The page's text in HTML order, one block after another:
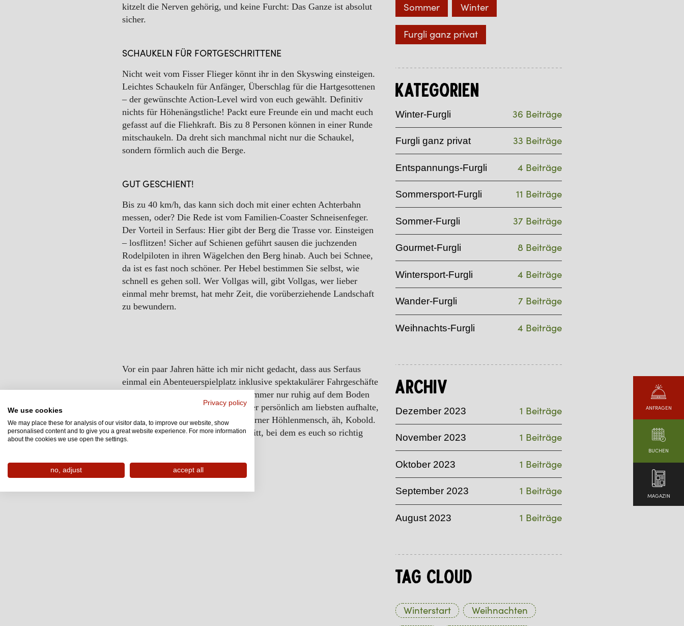
ANFRAGEN
BUCHEN
MAGAZIN
kitzelt die Nerven gehörig, und keine Furcht: Das Ganze ist absolut
sicher.
SCHAUKELN FÜR FORTGESCHRITTENE
Nicht weit vom Fisser Flieger könnt ihr in den Skyswing einsteigen.
Leichtes Schaukeln für Anfänger, Überschlag für die Hartgesottenen
– der gewünschte Action-Level wird von euch gewählt. Definitiv
nichts für Höhenängstliche! Packt eure Freunde ein und macht euch
gefasst auf die Fliehkraft. Bis zu 8 Personen können in einer Runde
mitschaukeln. Da dreht sich manchmal nicht nur die Schaukel,
sondern förmlich auch die Berge.
GUT GESCHIENT!
Bis zu 40 km/h, das kann sich doch mit einer echten Achterbahn
messen, oder? Die Rede ist vom Familien-Coaster Schneisenfeger.
Der Vorteil in Serfaus: Hier gibt der Berg die Trasse vor. Einsteigen
– losflitzen! Sicher auf Schienen geführt sausen die juchzenden
Rodelpiloten in ihren Wägelchen den Berg hinab. Auch bei Schnee,
da ist es fast noch schöner. Per Hebel bestimmen Sie selbst, wie
schnell es gehen soll. Wer Vollgas will, gibt Vollgas, wer lieber
einmal mehr bremst, hat mehr Zeit, die vorüberziehende Landschaft
zu bewundern.
Vor ein paar Jahren hätte ich mir nicht gedacht, dass aus Serfaus
einmal ein Abenteuerspielplatz inklusive spektakulärer Fahrgeschäfte
wird. Doch es wäre ja langweilig, immer nur ruhig auf dem Boden
zu bleiben. Auch wenn ich mich hier persönlich am liebsten aufhalte,
bin ich doch so etwas wie ein moderner Höhlenmensch, äh, Kobold.
Allen anderen wünsche ich einen Ritt, bei dem es euch so richtig
aushebt! High five!
Sommer Winter
Furgli ganz privat
Kategorien
Winter-Furgli 36 Beiträge
Furgli ganz privat 33 Beiträge
Entspannungs-Furgli 4 Beiträge
Sommersport-Furgli 11 Beiträge
Sommer-Furgli 37 Beiträge
Gourmet-Furgli 8 Beiträge
Wintersport-Furgli 4 Beiträge
Wander-Furgli 7 Beiträge
Weihnachts-Furgli 4 Beiträge
Archiv
Dezember 2023 1 Beiträge
November 2023 1 Beiträge
Oktober 2023 1 Beiträge
September 2023 1 Beiträge
August 2023 1 Beiträge
Tag Cloud
Winterstart
Weihnachten
Privacy policy
We use cookies
We may place these for analysis of our visitor data, to improve our website, show
personalised content and to give you a great website experience. For more information
about the cookies we use open the settings.
no, adjust accept all